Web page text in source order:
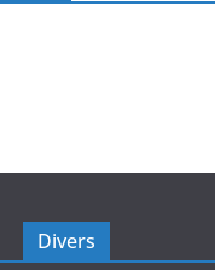
Divers